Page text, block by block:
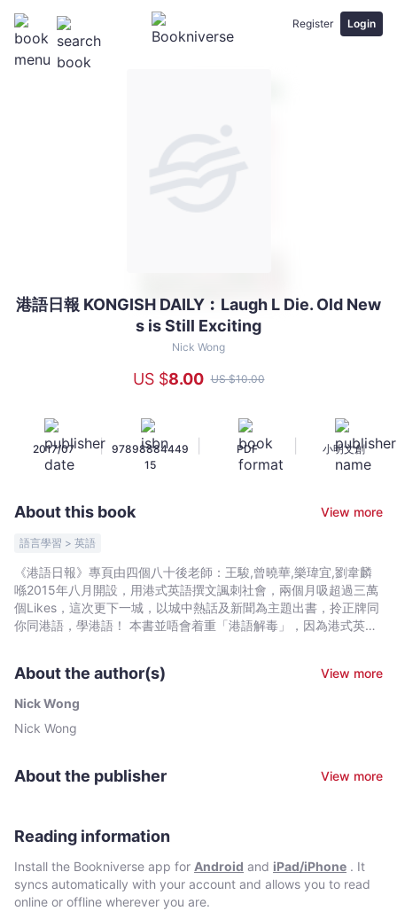
Register Login
港
Laugh
Old
News
Still
Exciting
-
Wong
Bookniverse
港語日報 KONGISH DAILY︰Laugh L Die. Old New
s is Still Exciting
Nick Wong
US $8.00 US $10.00
2017/07 | 97898884449
15
PDF 小明文創
About this book View more
語言學習 > 英語
《港語日報》專頁由四個八十後老師：王駿,曾曉華,樂瑋宜,劉韋麟
喺2015年八月開設，用港式英語撰文諷刺社會，兩個月吸超過三萬
個Likes，這次更下一城，以城中熱話及新聞為主題出書，拎正牌同
你同港語，學港語！ 本書並唔會着重「港語解毒」，因為港式英文
在於喺個語言本身，而係大家嘅態度。 呢本書主要分兩部分︰「港
語」同「英文」。讀者會問，咦？你哋本書叫Kongish，講埋
English，算唔算離題？會唔會零分重作？其實，我哋正正想透過呢
個編排，話俾大家知港式英文（Hong Kong English）喺學術界的定
毛」的用法，都包括係HKE光譜之內。香港的中英文交往，如果從
1842年起計，已經超過150年了。
About the author(s)
View more
Nick Wong
Nick Wong
About the publisher View more
Reading information
Install the Bookniverse app for Android and iPad/iPhone . It
syncs automatically with your account and allows you to read
online or offline wherever you are.